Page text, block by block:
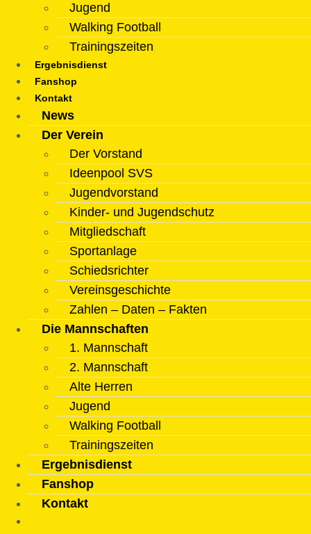
Jugend
Walking Football
Trainingszeiten
Ergebnisdienst
Fanshop
Kontakt
News
Der Verein
Der Vorstand
Ideenpool SVS
Jugendvorstand
Kinder- und Jugendschutz
Mitgliedschaft
Sportanlage
Schiedsrichter
Vereinsgeschichte
Zahlen – Daten – Fakten
Die Mannschaften
1. Mannschaft
2. Mannschaft
Alte Herren
Jugend
Walking Football
Trainingszeiten
Ergebnisdienst
Fanshop
Kontakt